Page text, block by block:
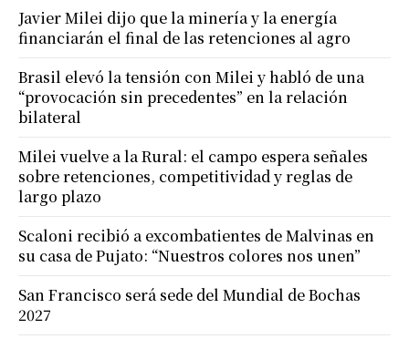
Javier Milei dijo que la minería y la energía
financiarán el final de las retenciones al agro
Brasil elevó la tensión con Milei y habló de una
“provocación sin precedentes” en la relación
bilateral
Milei vuelve a la Rural: el campo espera señales
sobre retenciones, competitividad y reglas de
largo plazo
Scaloni recibió a excombatientes de Malvinas en
su casa de Pujato: “Nuestros colores nos unen”
San Francisco será sede del Mundial de Bochas
2027